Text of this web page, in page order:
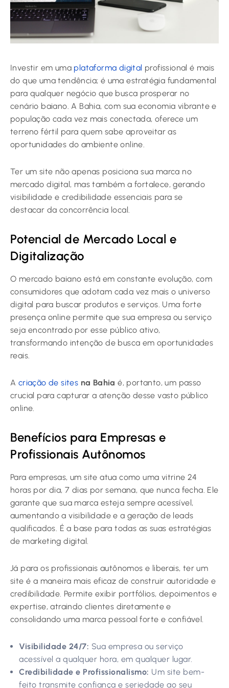
Investir em uma plataforma digital profissional é mais
do que uma tendência; é uma estratégia fundamental
para qualquer negócio que busca prosperar no
cenário baiano. A Bahia, com sua economia vibrante e
população cada vez mais conectada, oferece um
terreno fértil para quem sabe aproveitar as
oportunidades do ambiente online.
Ter um site não apenas posiciona sua marca no
mercado digital, mas também a fortalece, gerando
visibilidade e credibilidade essenciais para se
destacar da concorrência local.
Potencial de Mercado Local e
Digitalização
O mercado baiano está em constante evolução, com
consumidores que adotam cada vez mais o universo
digital para buscar produtos e serviços. Uma forte
presença online permite que sua empresa ou serviço
seja encontrado por esse público ativo,
transformando intenção de busca em oportunidades
reais.
A criação de sites na Bahia é, portanto, um passo
crucial para capturar a atenção desse vasto público
online.
Benefícios para Empresas e
Profissionais Autônomos
Para empresas, um site atua como uma vitrine 24
horas por dia, 7 dias por semana, que nunca fecha. Ele
garante que sua marca esteja sempre acessível,
aumentando a visibilidade e a geração de leads
qualificados. É a base para todas as suas estratégias
de marketing digital.
Já para os profissionais autônomos e liberais, ter um
site é a maneira mais eficaz de construir autoridade e
credibilidade. Permite exibir portfólios, depoimentos e
expertise, atraindo clientes diretamente e
consolidando uma marca pessoal forte e confiável.
Visibilidade 24/7: Sua empresa ou serviço
acessível a qualquer hora, em qualquer lugar.
Credibilidade e Profissionalismo: Um site bem-
feito transmite confiança e seriedade ao seu